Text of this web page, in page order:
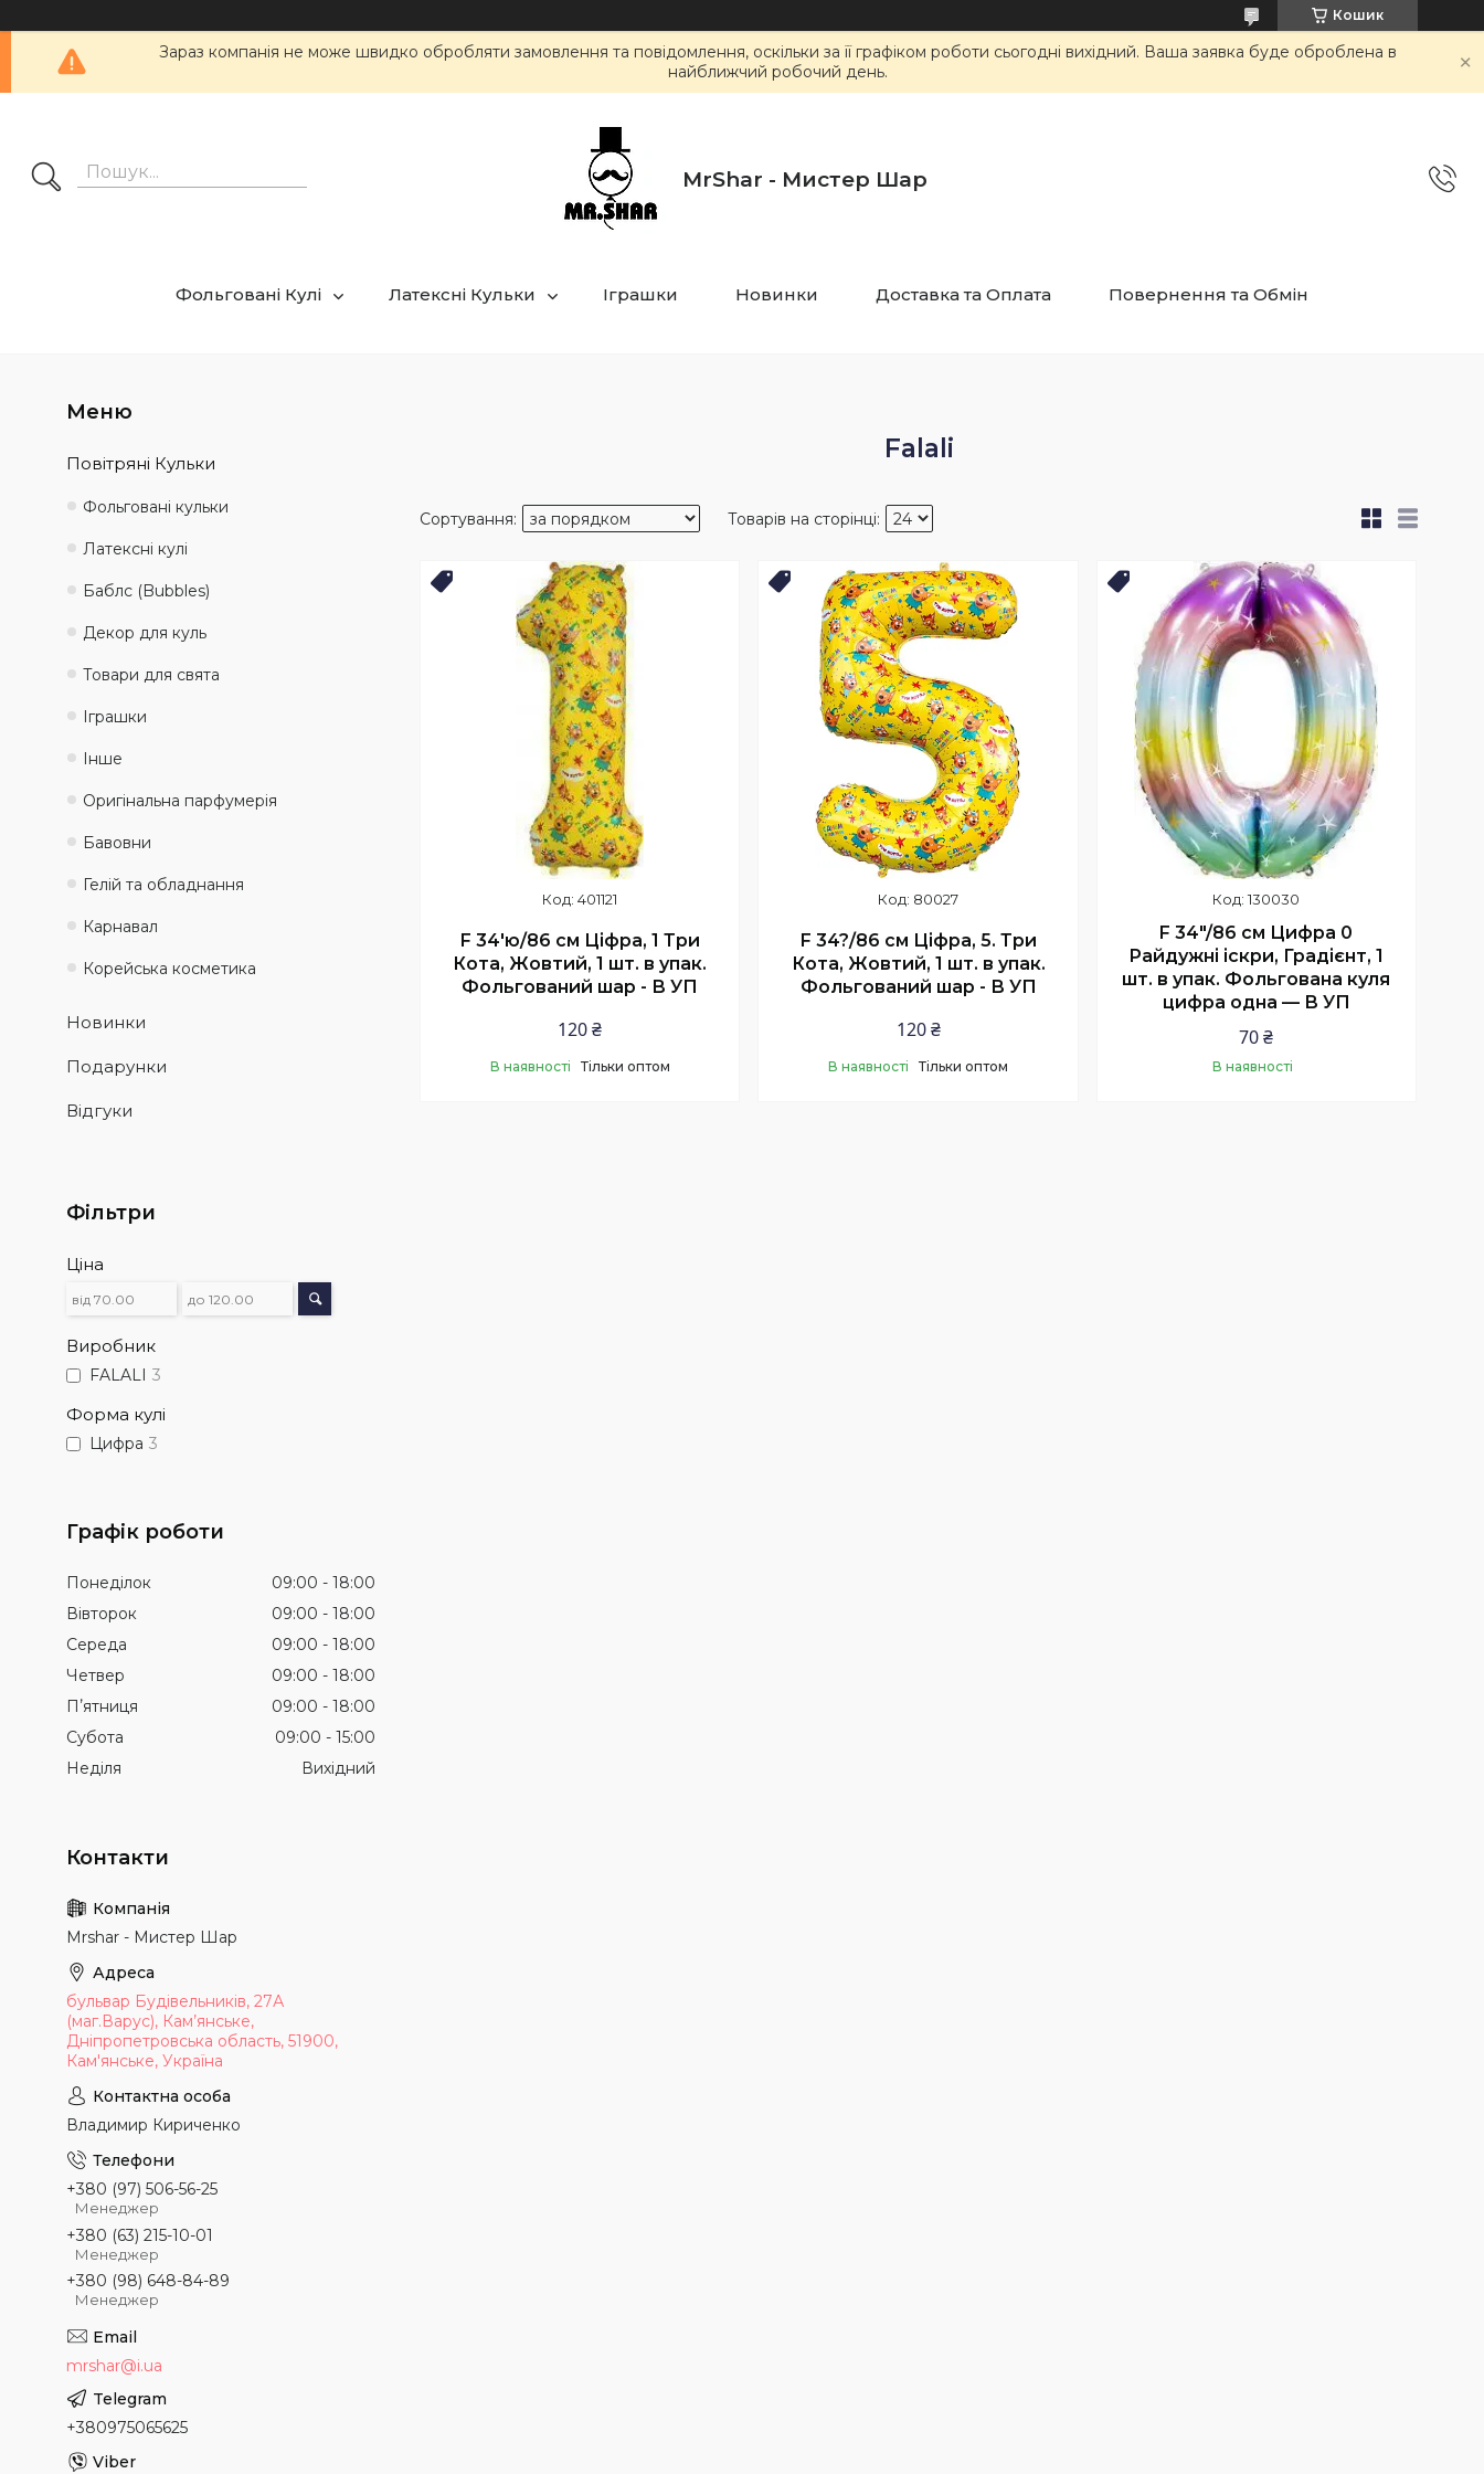
Кошик
Зараз компанія не може швидко обробляти замовлення та повідомлення, оскільки за її графіком роботи сьогодні вихідний. Ваша заявка буде оброблена в
найближчий робочий день.
MrShar - Мистер Шар
Фольговані Кулі Латексні Кульки Іграшки Новинки Доставка та Оплата Повернення та Обмін
Falali
401121
F 34'ю/86 см Ціфра, 1 Три
Кота, Жовтий, 1 шт. в упак.
Фольгований шар - В УП
120 ₴
В наявності Тільки оптом
Новинка
80027
F 34?/86 см Ціфра, 5. Три
Кота, Жовтий, 1 шт. в упак.
Фольгований шар - В УП
120 ₴
В наявності Тільки оптом
Новинка
130030
F 34"/86 см Цифра 0
Райдужні іскри, Градієнт, 1
шт. в упак. Фольгована куля
цифра одна — В УП
70 ₴
В наявності
Повітряні Кульки
Фольговані кульки
Латексні кулі
Баблс (Bubbles)
Декор для куль
Товари для свята
Іграшки
Інше
Оригінальна парфумерія
Бавовни
Гелій та обладнання
Карнавал
Корейська косметика
Новинки
Подарунки
Відгуки
Фільтри
Ціна
Виробник
FALALI 3
Форма кулі
Цифра 3
Графік роботи
Понеділок 09:00
18:00
Вівторок
09:00
18:00
Середа
09:00
18:00
Четвер
09:00
18:00
Пʼятниця
09:00
18:00
Субота
09:00
15:00
Неділя
Вихідний
Mrshar - Мистер Шар
бульвар Будівельників, 27А
(маг.Варус), Кам’янське,
Дніпропетровська область, 51900,
Кам'янське, Україна
Владимир Кириченко
+380 (97) 506-56-25
Менеджер
+380 (63) 215-10-01
Менеджер
+380 (98) 648-84-89
Менеджер
mrshar@i.ua
+380975065625